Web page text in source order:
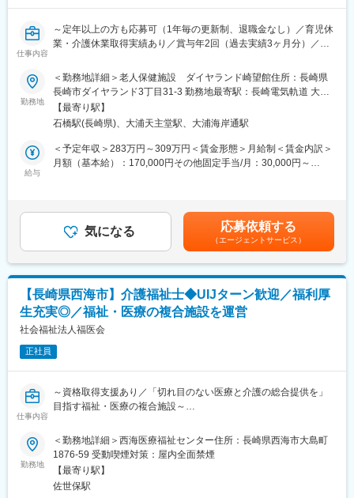
長く安心して勤務できる環境をどんどん作っていきたいと思って
います。人事担当、事務長含めしっかり現場を見ていますので、
人間関係や経営面などは安心していただると思います。
■たかさご腎クリニックについて：
を中心に診療を行っています。透析ベッドは22床と大きなクリニ
ックではありませんが、患者様・スタッフと仲良く協力しながら
運営しています。
古くから地域の患者様へ透析を提供してきており、行政や長崎大
おり、常に勉強、精進し続けていくクリニックです。
衛生管理を万全にし、医師含め事務長も全職員で一丸となって患
仕事内容
～定年以上の方も応募可（1年毎の更新制、退職金なし）／育児休
業・介護休業取得実績あり／賞与年2回（過去実績3ヶ月分）／残
■業務内容：
・介護老人保健施設にて管理栄養士業務をお任せします。
■業務詳細：
・施設利用者の状態にあった食事箋の決定・栄養管理
・厨房業者との連絡調整
長崎県内で、【医療法人蘭佑会 はまべ外科クリニック】【ダイヤ
ランド崎望館】の運営、及び訪問リハビリ等の付随する介護・医
ダイヤランド崎望館では、自立支援をモットーに介護サービスを
提供しています。医師、看護師、介護士、作業療法士といった多
職種のスタッフが協力し、ご利用者様の心身のケアや在宅復帰を
サポートしています。
◇施設概要
・定員：入所75名／通所50名
・居室：個室11室／2人室2室／4人室15室
◇施設の特徴
・訪問リハビリ、通所リハビリ、短期入所療養介護、居宅介護支
援などの在宅生活支援を実施しています。
・病状が安定し入院治療の必要がない方で、リハビリテーション
や看護が必要な要介護認定者を対象とした支援を行っています。
勤務地
＜勤務地詳細＞老人保健施設 ダイヤランド崎望館住所：長崎県
長崎市ダイヤランド3丁目31-3 勤務地最寄駅：長崎電気軌道 大浦
支線／石橋駅受動喫煙対策：屋内全面禁煙変更の範囲：会社の定
める事業所
【最寄り駅】
石橋駅(長崎県)、大浦天主堂駅、大浦海岸通駅
給与
＜予定年収＞283万円～309万円＜賃金形態＞月給制＜賃金内訳＞
月額（基本給）：170,000円その他固定手当/月：30,000円～
15,000円～25,000円■別途手当あり：・皆勤手当：5,000円賃金は
あくまでも目安の金額であり、選考を通じて上下する可能性があ
ります。月給(月額)は固定手当を含めた表記です。
気になる 応募依頼する
（エージェントサービス）
【長崎県西海市】介護福祉士◆UIJターン歓迎／福利厚
生充実◎／福祉・医療の複合施設を運営
社会福祉法人福医会
正社員
仕事内容
～資格取得支援あり／「切れ目のない医療と介護の総合提供を」
目指す福祉・医療の複合施設～
■仕事内容：
下記の事業所での直接介護業務及びそれに付随する介護業務をお
任せします。
・施設事業所（特別養護老人ホーム50床、短期入所8床、介護療
養型介護保健施設54床、短期6床）
勤務地
＜勤務地詳細＞西海医療福祉センター住所：長崎県西海市大島町
1876-59 受動喫煙対策：屋内全面禁煙
【最寄り駅】
佐世保駅